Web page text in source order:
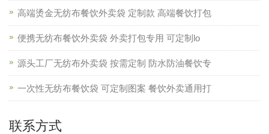
高端烫金无纺布餐饮外卖袋 定制款 高端餐饮打包
便携无纺布餐饮外卖袋 外卖打包专用 可定制lo
源头工厂无纺布外卖袋 按需定制 防水防油餐饮专
一次性无纺布餐饮袋 可定制图案 餐饮外卖通用打
联系方式